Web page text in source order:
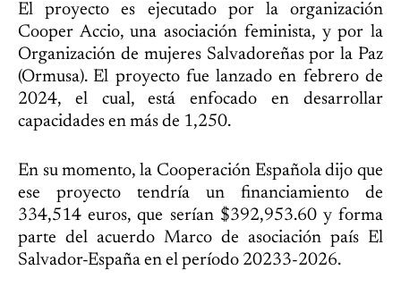
El proyecto es ejecutado por la organización
Cooper Accio, una asociación feminista, y por la
Organización de mujeres Salvadoreñas por la Paz
(Ormusa). El proyecto fue lanzado en febrero de
2024, el cual, está enfocado en desarrollar
capacidades en más de 1,250.
En su momento, la Cooperación Española dijo que
ese proyecto tendría un financiamiento de
334,514 euros, que serían $392,953.60 y forma
parte del acuerdo Marco de asociación país El
Salvador-España en el período 20233-2026.